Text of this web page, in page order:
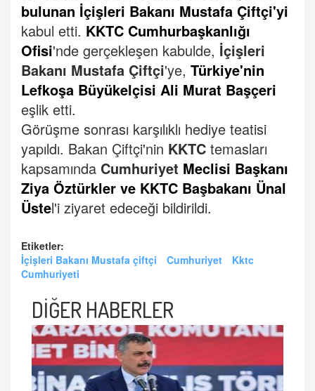
bulunan İçişleri Bakanı Mustafa Çiftçi'yi
kabul etti. KKTC Cumhurbaşkanlığı
Ofisi'nde gerçekleşen kabulde, İçişleri
Bakanı Mustafa Çiftçi'ye, Türkiye'nin
Lefkoşa Büyükelçisi Ali Murat Başçeri
eşlik etti.
Görüşme sonrası karşılıklı hediye teatisi
yapıldı. Bakan Çiftçi'nin KKTC temasları
kapsamında Cumhuriyet Meclisi Başkanı
Ziya Öztürkler ve KKTC Başbakanı Ünal
Üstel'i ziyaret edeceği bildirildi.
Etiketler:
İçişleri Bakanı Mustafa çiftçi
Cumhuriyet
Kktc
Cumhuriyeti
DİĞER HABERLER